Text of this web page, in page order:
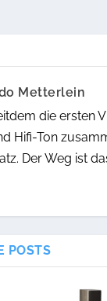
Metterlein
die ersten
Hifi-Ton
Der Weg ist
POSTS